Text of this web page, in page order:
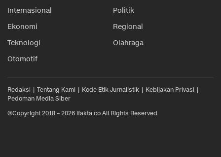
Internasional
Politik
Ekonomi
Regional
Teknologi
Olahraga
Otomotif
Redaksi Tentang Kami Kode Etik Jurnalistik
Kebijakan Privasi
Pedoman Media Siber
©Copyright 2018 – 2026 ifakta.co All Rights Reserved